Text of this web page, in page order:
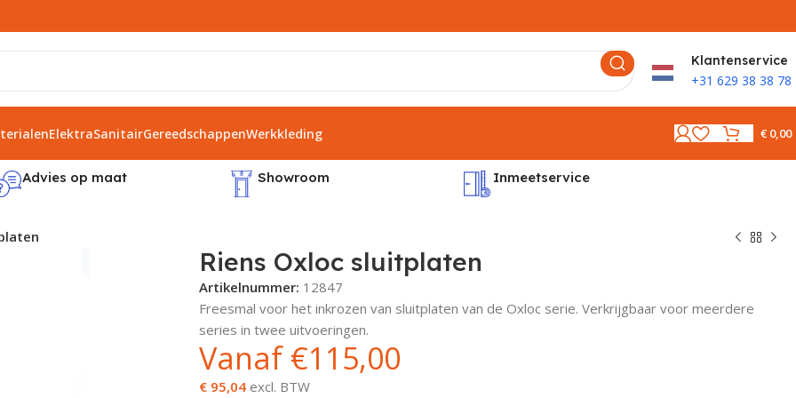
Klantenservice
+31 629 38 38 78
ElektraSanitairGereedschappenWerkkleding €0,00
Advies op maat Showroom Inmeetservice
Riens Oxloc sluitplaten
Artikelnummer: 12847
Freesmal voor het inkrozen van sluitplaten van de Oxloc serie. Verkrijgbaar voor meerdere
series in twee uitvoeringen.
Vanaf€115,00
€ 95,04 excl. BTW